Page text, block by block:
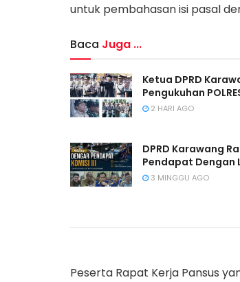
untuk pembahasan isi pasal
Baca Juga ...
Ketua DPRD
Pengukuhan
2 HARI AGO
DPRD Karawang
Pendapat Dengan
3 MINGGU AGO
Peserta Rapat Kerja Pansus